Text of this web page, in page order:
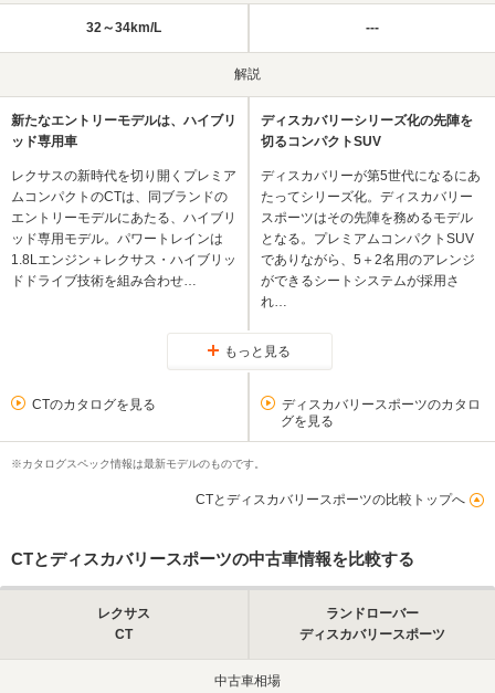
32～34km/L ---
解説
新たなエントリーモデルは、ハイブリ
ッド専用車
レクサスの新時代を切り開くプレミア
ムコンパクトのCTは、同ブランドの
エントリーモデルにあたる、ハイブリ
ッド専用モデル。パワートレインは
1.8Lエンジン＋レクサス・ハイブリッ
ドドライブ技術を組み合わせ…
ディスカバリーシリーズ化の先陣を
切るコンパクトSUV
ディスカバリーが第5世代になるにあ
たってシリーズ化。ディスカバリー
スポーツはその先陣を務めるモデル
となる。プレミアムコンパクトSUV
でありながら、5＋2名用のアレンジ
ができるシートシステムが採用さ
れ…
もっと見る
CTのカタログを見る
ディスカバリースポーツのカタロ
グを見る
※カタログスペック情報は最新モデルのものです。
CTとディスカバリースポーツの比較トップへ
CTとディスカバリースポーツの中古車情報を比較する
レクサス
CT
ランドローバー
ディスカバリースポーツ
中古車相場